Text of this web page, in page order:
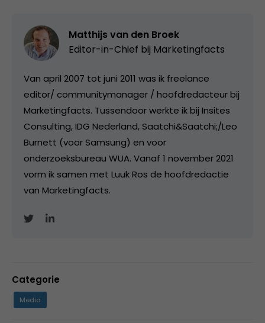
Matthijs van den Broek
Editor-in-Chief bij Marketingfacts
Van april 2007 tot juni 2011 was ik freelance
editor/ communitymanager / hoofdredacteur bij
Marketingfacts. Tussendoor werkte ik bij Insites
Consulting, IDG Nederland, Saatchi&Saatchi;/Leo
Burnett (voor Samsung) en voor
onderzoeksbureau WUA. Vanaf 1 november 2021
vorm ik samen met Luuk Ros de hoofdredactie
van Marketingfacts.
Categorie
Media